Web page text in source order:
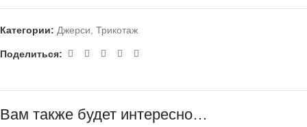
Категории: Джерси, Трикотаж
Поделиться:
Вам также будет интересно…